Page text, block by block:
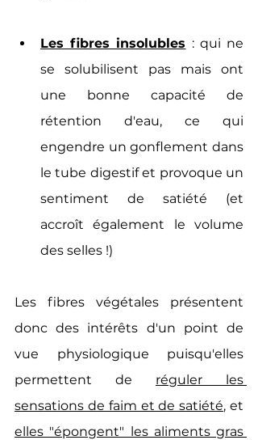
Les fibres insolubles : qui ne
se solubilisent pas mais ont
une bonne capacité de
rétention d'eau, ce qui
engendre un gonflement dans
le tube digestif et provoque un
sentiment de satiété (et
accroît également le volume
des selles !)
Les fibres végétales présentent
donc des intérêts d'un point de
vue physiologique puisqu'elles
permettent de réguler les
sensations de faim et de satiété
elles "épongent" les aliments gras